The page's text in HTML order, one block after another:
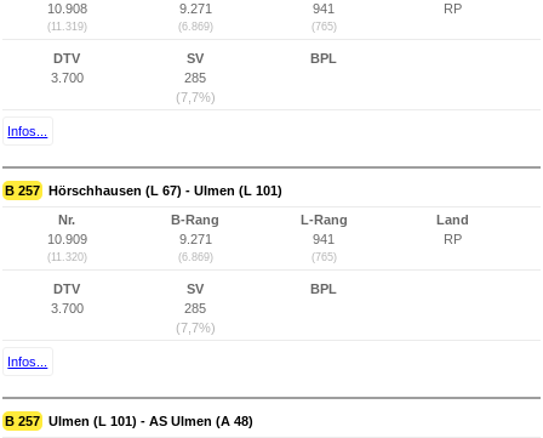
10.908
(11.319)
9.271
(6.869)
941
(765)
RP
DTV
3.700
SV
285
(7,7%)
BPL
Infos...
B 257 Hörschhausen (L 67) - Ulmen (L 101)
Nr.
10.909
(11.320)
B-Rang
9.271
(6.869)
L-Rang
941
(765)
Land
RP
DTV
3.700
SV
285
(7,7%)
BPL
Infos...
B 257 Ulmen (L 101) - AS Ulmen (A 48)